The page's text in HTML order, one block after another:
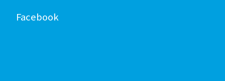
Facebook